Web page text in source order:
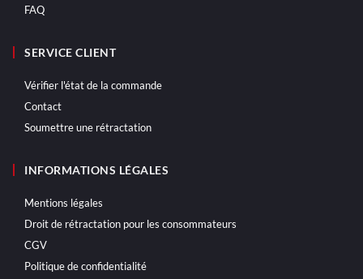
FAQ
SERVICE CLIENT
Vérifier l'état de la commande
Contact
Soumettre une rétractation
INFORMATIONS LÉGALES
Mentions légales
Droit de rétractation pour les consommateurs
CGV
Politique de confidentialité